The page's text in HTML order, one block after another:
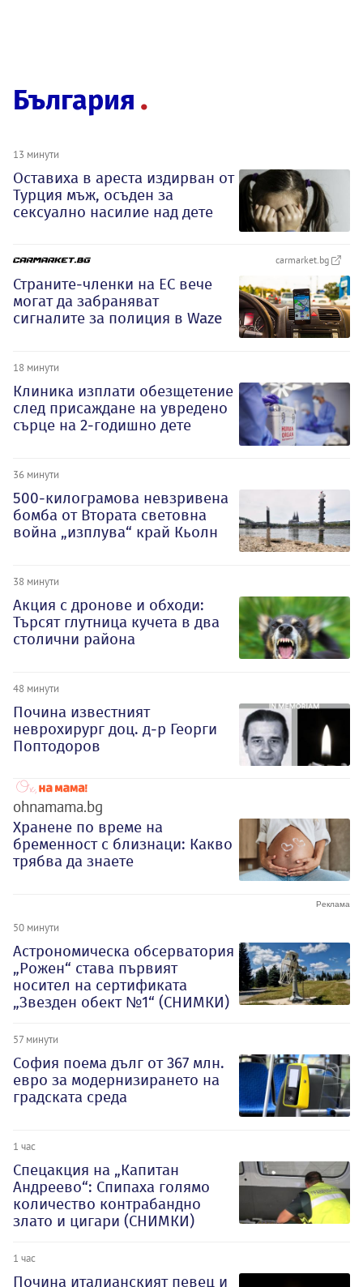
България
13 минути
Оставиха в ареста издирван от
Турция мъж, осъден за
сексуално насилие над дете
carmarket.bg
Страните-членки на ЕС вече
могат да забраняват
сигналите за полиция в Waze
18 минути
Клиника изплати обезщетение
след присаждане на увредено
сърце на 2-годишно дете
36 минути
500-килограмова невзривена
бомба от Втората световна
война „изплува“ край Кьолн
38 минути
Акция с дронове и обходи:
Търсят глутница кучета в два
столични района
48 минути
Почина известният
неврохирург доц. д-р Георги
Поптодоров
ohnamama.bg
Хранене по време на
бременност с близнаци: Какво
трябва да знаете
50 минути
Астрономическа обсерватория
„Рожен“ става първият
носител на сертификата
„Звезден обект №1“ (СНИМКИ)
57 минути
София поема дълг от 367 млн.
евро за модернизирането на
градската среда
1 час
Спецакция на „Капитан
Андреево“: Спипаха голямо
количество контрабандно
злато и цигари (СНИМКИ)
1 час
Почина италианският певец и